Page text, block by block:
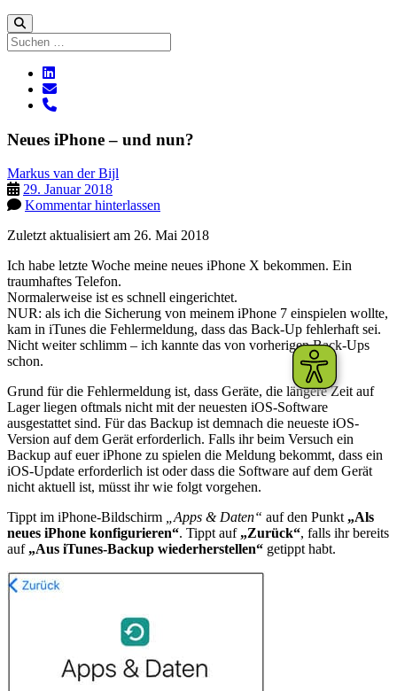
Suchen
linkedin
E-
Mail
phone
Neues iPhone – und nun?
Markus van der Bijl
29. Januar 2018
Kommentar hinterlassen
Zuletzt aktualisiert am 26. Mai 2018
Ich habe letzte Woche meine neues iPhone X bekommen. Ein
traumhaftes Telefon.
Normalerweise ist es schnell eingerichtet.
NUR: als ich die Sicherung von meinem iPhone 7 einspielen wollte,
kam in iTunes die Fehlermeldung, dass das Back-Up fehlerhaft sei.
Nicht weiter schlimm – ich kannte das von vorherigen Back-Ups
schon.
Grund für die Fehlermeldung ist, dass Geräte, die längere Zeit auf
Lager liegen oftmals nicht mit der neuesten iOS-Software
ausgestattet sind. Für das Backup ist demnach die neueste iOS-
Version auf dem Gerät erforderlich. Falls ihr beim Versuch ein
Backup auf euer iPhone zu spielen die Meldung bekommt, dass ein
iOS-Update erforderlich ist oder dass die Software auf dem Gerät
nicht aktuell ist, müsst ihr wie folgt vorgehen.
Tippt im iPhone-Bildschirm „Apps & Daten“ auf den Punkt „Als
neues iPhone konfigurieren“. Tippt auf „Zurück“, falls ihr bereits
auf „Aus iTunes-Backup wiederherstellen“ getippt habt.